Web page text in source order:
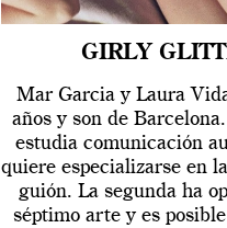
GIRLY
Mar Garcia y Laura
años y son de
estudia comunicación
quiere especializarse en
guión. La segunda ha
séptimo arte y es